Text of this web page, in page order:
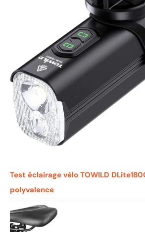
Test éclairage vélo TOWILD
polyvalence